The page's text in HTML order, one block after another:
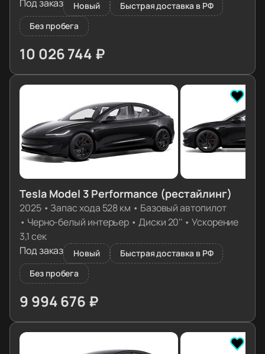
Под заказ Новый
Быстрая доставка в РФ
Без пробега
10 026 744 ₽
≈ 99 742€
Tesla Model 3 Performance (рестайлинг)
2025• Запас хода 528 км • Базовый автопилот
• Черно-белый интерьер •Диски 20'' • Ускорение
3,1 сек
Под заказ
Новый
Быстрая доставка в РФ
Без пробега
9 994 676 ₽
≈ 99 423€